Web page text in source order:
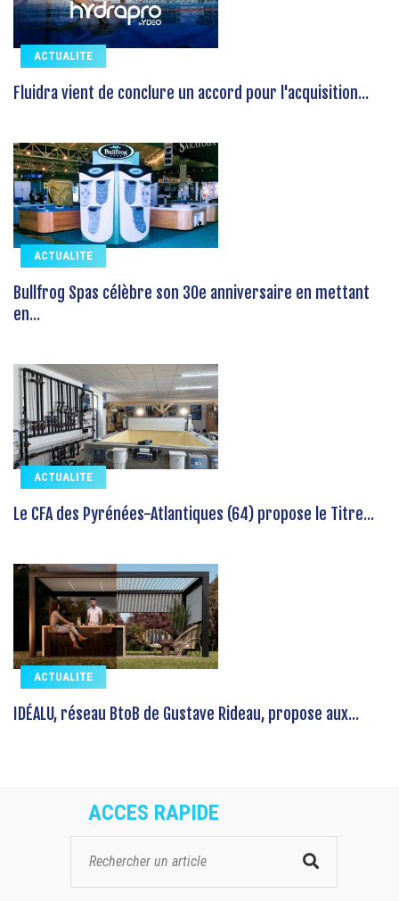
ACTUALITE
Fluidra vient de conclure un accord pour l'acquisition...
ACTUALITE
Bullfrog Spas célèbre son 30e anniversaire en mettant
en...
ACTUALITE
Le CFA des Pyrénées-Atlantiques (64) propose le Titre...
ACTUALITE
IDÉALU, réseau BtoB de Gustave Rideau, propose aux...
ACCES RAPIDE